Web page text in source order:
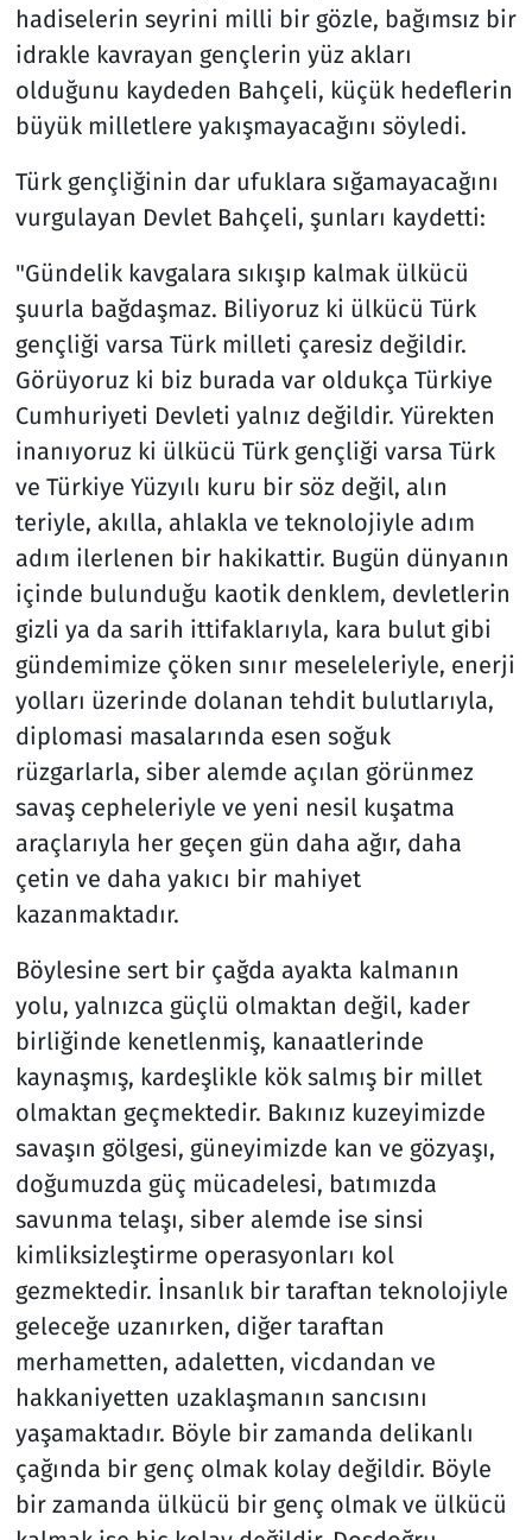
hadiselerin seyrini milli bir gözle, bağımsız bir
idrakle kavrayan gençlerin yüz akları
olduğunu kaydeden Bahçeli, küçük hedeflerin
büyük milletlere yakışmayacağını söyledi.
Türk gençliğinin dar ufuklara sığamayacağını
vurgulayan Devlet Bahçeli, şunları kaydetti:
"Gündelik kavgalara sıkışıp kalmak ülkücü
şuurla bağdaşmaz. Biliyoruz ki ülkücü Türk
gençliği varsa Türk milleti çaresiz değildir.
Görüyoruz ki biz burada var oldukça Türkiye
Cumhuriyeti Devleti yalnız değildir. Yürekten
inanıyoruz ki ülkücü Türk gençliği varsa Türk
ve Türkiye Yüzyılı kuru bir söz değil, alın
teriyle, akılla, ahlakla ve teknolojiyle adım
adım ilerlenen bir hakikattir. Bugün dünyanın
içinde bulunduğu kaotik denklem, devletlerin
gizli ya da sarih ittifaklarıyla, kara bulut gibi
gündemimize çöken sınır meseleleriyle, enerji
yolları üzerinde dolanan tehdit bulutlarıyla,
diplomasi masalarında esen soğuk
rüzgarlarla, siber alemde açılan görünmez
savaş cepheleriyle ve yeni nesil kuşatma
araçlarıyla her geçen gün daha ağır, daha
çetin ve daha yakıcı bir mahiyet
kazanmaktadır.
Böylesine sert bir çağda ayakta kalmanın
yolu, yalnızca güçlü olmaktan değil, kader
birliğinde kenetlenmiş, kanaatlerinde
kaynaşmış, kardeşlikle kök salmış bir millet
olmaktan geçmektedir. Bakınız kuzeyimizde
savaşın gölgesi, güneyimizde kan ve gözyaşı,
doğumuzda güç mücadelesi, batımızda
savunma telaşı, siber alemde ise sinsi
kimliksizleştirme operasyonları kol
gezmektedir. İnsanlık bir taraftan teknolojiyle
geleceğe uzanırken, diğer taraftan
merhametten, adaletten, vicdandan ve
hakkaniyetten uzaklaşmanın sancısını
yaşamaktadır. Böyle bir zamanda delikanlı
çağında bir genç olmak kolay değildir. Böyle
bir zamanda ülkücü bir genç olmak ve ülkücü